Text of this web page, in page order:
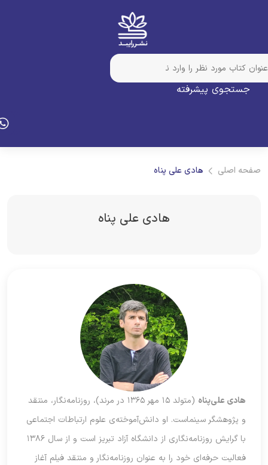
جستجوی پیشرفته
اصلی هادی علی پناه
هادی علی پناه
هادی علی‌پناه
(متولد ۱۵ مهر ۱۳۶۵ در مرند)، روزنامه‌نگار، منتقد
و پژوهشگر سینماست. او دانش‌آموخته‌ی علوم ارتباطات اجتماعی
با گرایش روزنامه‌نگاری از دانشگاه آزاد تبریز است و از سال ۱۳۸۶
فعالیت حرفه‌ای خود را به عنوان روزنامه‌نگار و منتقد فیلم آغاز